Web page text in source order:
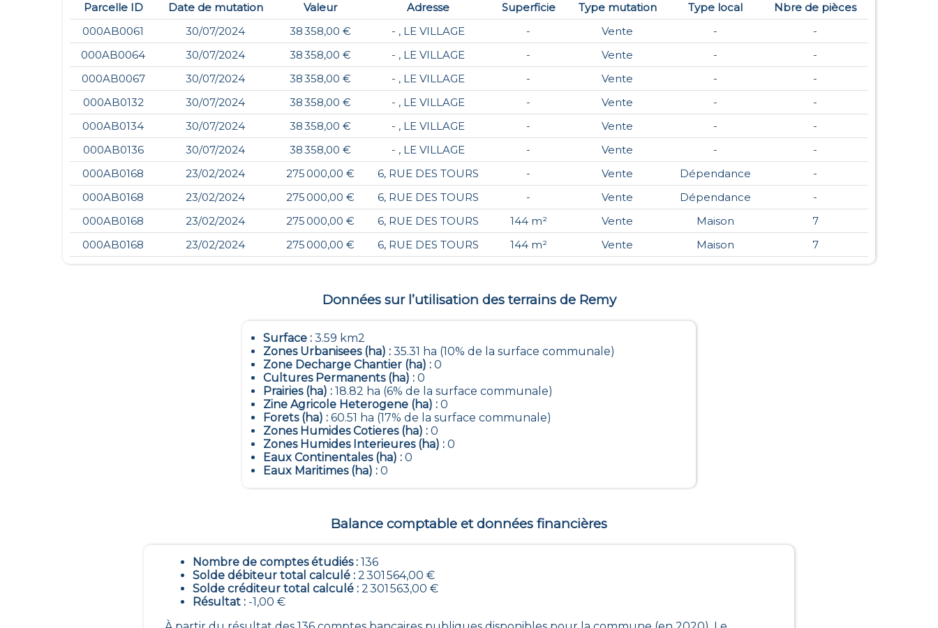
Parcelle ID Date de mutation Valeur Adresse Superficie Type mutation Type local
Nbre de pièces
000AB0061
30/07/2024 38 358,00 € - , LE VILLAGE - Vente -
-
000AB0064
30/07/2024 38 358,00 € - , LE VILLAGE - Vente -
-
000AB0067
30/07/2024 38 358,00 € - , LE VILLAGE - Vente -
-
000AB0132
30/07/2024 38 358,00 € - , LE VILLAGE - Vente -
-
000AB0134
30/07/2024 38 358,00 € - , LE VILLAGE - Vente -
-
000AB0136
30/07/2024 38 358,00 € - , LE VILLAGE - Vente -
-
000AB0168
23/02/2024 275 000,00 € 6, RUE DES TOURS - Vente Dépendance
-
000AB0168
23/02/2024 275 000,00 € 6, RUE DES TOURS - Vente Dépendance
-
000AB0168
23/02/2024 275 000,00 € 6, RUE DES TOURS 144 m² Vente Maison
7
000AB0168
23/02/2024 275 000,00 € 6, RUE DES TOURS 144 m² Vente Maison 7
Données sur l’utilisation des terrains de Remy
Surface : 3.59 km2
Zones Urbanisees (ha) : 35.31 ha (10% de la surface communale)
Zone Decharge Chantier (ha) : 0
Cultures Permanents (ha) : 0
Prairies (ha) : 18.82 ha (6% de la surface communale)
Zine Agricole Heterogene (ha) : 0
Forets (ha) : 60.51 ha (17% de la surface communale)
Zones Humides Cotieres (ha) : 0
Zones Humides Interieures (ha) : 0
Eaux Continentales (ha) : 0
Eaux Maritimes (ha) : 0
Balance comptable et données financières
Nombre de comptes étudiés :136
Solde débiteur total calculé :2 301 564,00 €
Solde créditeur total calculé :2 301 563,00 €
Résultat : -1,00 €